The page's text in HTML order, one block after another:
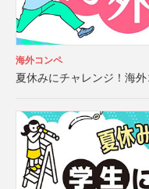
海外コンペ
夏休みにチャレンジ！海